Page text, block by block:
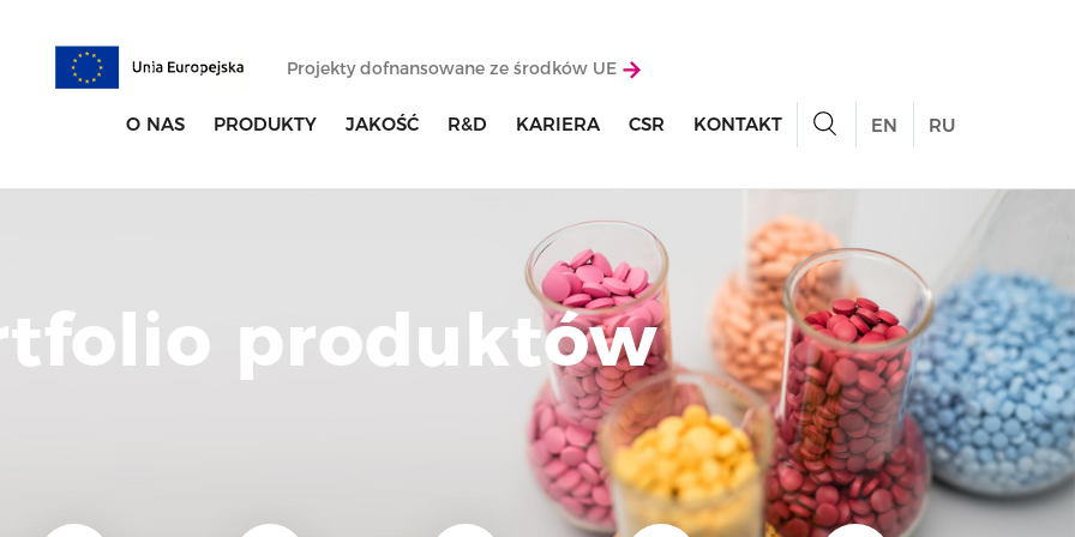
Projekty dofnansowane ze środków UE
O NAS PRODUKTY JAKOŚĆ R&D KARIERA CSR KONTAKT EN RU
produktów